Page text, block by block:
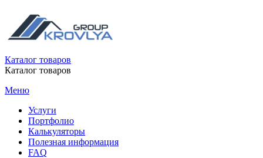
Каталог товаров
Каталог товаров
Меню
Услуги
Портфолио
Калькуляторы
Полезная информация
FAQ